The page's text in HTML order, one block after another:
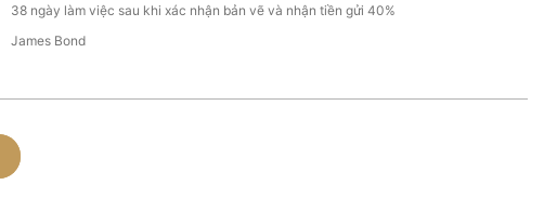
38 ngày làm việc sau khi xác nhận bản vẽ và nhận tiền gửi 40%
James Bond